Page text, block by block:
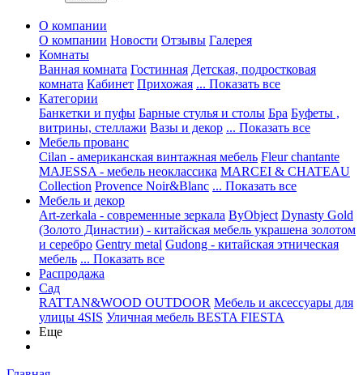
О компании
О компании Новости Отзывы Галерея
Комнаты
Ванная комната Гостинная Детская, подростковая
комната Кабинет Прихожая ... Показать все
Категории
Банкетки и пуфы Барные стулья и столы Бра Буфеты ,
витрины, стеллажи Вазы и декор ... Показать все
Мебель прованс
Cilan - американская винтажная мебель Fleur chantante
MAJESSA - мебель неоклассика MARCEI & CHATEAU
Collection Provence Noir&Blanc ... Показать все
Мебель и декор
Art-zerkala - современные зеркала ByObject Dynasty Gold
(Золото Династии) - китайская мебель украшена золотом
и серебро Gentry metal Gudong - китайская этническая
мебель ... Показать все
Распродажа
Сад
RATTAN&WOOD OUTDOOR Мебель и аксессуары для
улицы 4SIS Уличная мебель BESTA FIESTA
Еще